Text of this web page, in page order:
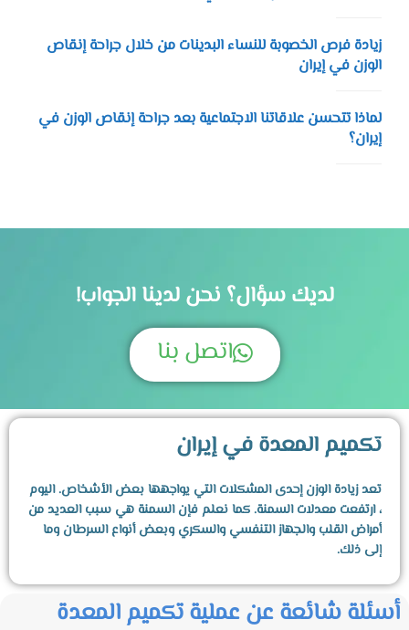
زيادة فرص الخصوبة للنساء البدينات من خلال جراحة إنقاص
الوزن في إيران
لماذا تتحسن علاقاتنا الاجتماعية بعد جراحة إنقاص الوزن في
إيران؟
لديك سؤال؟ نحن لدينا الجواب!
اتصل بنا
تكميم المعدة في إيران
تعد زيادة الوزن إحدى المشكلات التي يواجهها بعض الأشخاص. اليوم
، ارتفعت معدلات السمنة. كما نعلم فإن السمنة هي سبب العديد من
أمراض القلب والجهاز التنفسي والسكري وبعض أنواع السرطان وما
إلى ذلك.
بالإضافة إلى ذلك ، فإن زيادة الوزن والسمنة تقلل من جودة حياة
الناس. الأشخاص الذين يعانون من زيادة الوزن أو السمنة يصبحون
أسئلة شائعة عن عملية تكميم المعدة